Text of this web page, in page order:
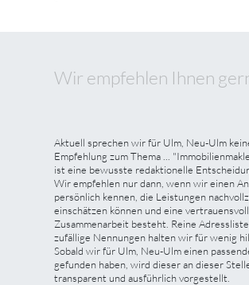
Wir empfehlen Ihnen
Aktuell sprechen wir für Ulm, Neu-Ulm
Empfehlung zum Thema ...
ist eine bewusste redaktionelle
Wir empfehlen nur dann, wenn wir einen
persönlich kennen, die Leistungen
einschätzen können und eine
Zusammenarbeit besteht. Reine
zufällige Nennungen halten wir für wenig
Sobald wir für Ulm, Neu-Ulm einen
gefunden haben, wird dieser an dieser
transparent und ausführlich vorgestellt.